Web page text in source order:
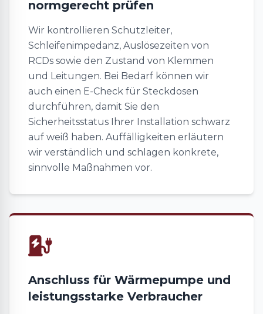
normgerecht prüfen
Wir kontrollieren Schutzleiter,
Schleifenimpedanz, Auslösezeiten von
RCDs sowie den Zustand von Klemmen
und Leitungen. Bei Bedarf können wir
auch einen E-Check für Steckdosen
durchführen, damit Sie den
Sicherheitsstatus Ihrer Installation schwarz
auf weiß haben. Auffälligkeiten erläutern
wir verständlich und schlagen konkrete,
sinnvolle Maßnahmen vor.
Anschluss für Wärmepumpe und
leistungsstarke Verbraucher